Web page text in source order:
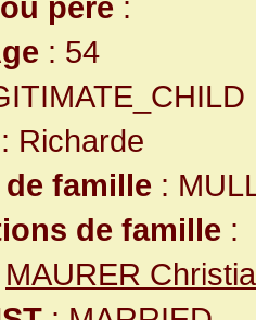
: 54
: Richarde
de famille :
de famille :
MAURER